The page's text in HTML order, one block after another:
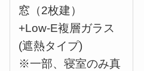
窓（2枚建）
+Low-E複層ガラス
(遮熱タイプ)
※一部、寝室のみ真